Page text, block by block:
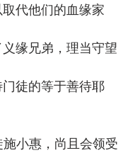
代他们的血缘家
缘兄弟，理当守望
徒的等于善待耶
小惠，尚且会领受